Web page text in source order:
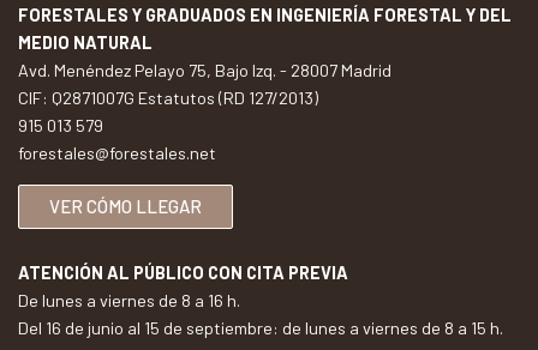
FORESTALES Y GRADUADOS EN INGENIERÍA FORESTAL Y DEL
MEDIO NATURAL
Avd. Menéndez Pelayo 75, Bajo Izq. - 28007 Madrid
CIF: Q2871007G Estatutos (RD 127/2013)
915 013 579
forestales@forestales.net
VER CÓMO LLEGAR
ATENCIÓN AL PÚBLICO CON CITA PREVIA
De lunes a viernes de 8 a 16 h.
Del 16 de junio al 15 de septiembre: de lunes a viernes de 8 a 15 h.